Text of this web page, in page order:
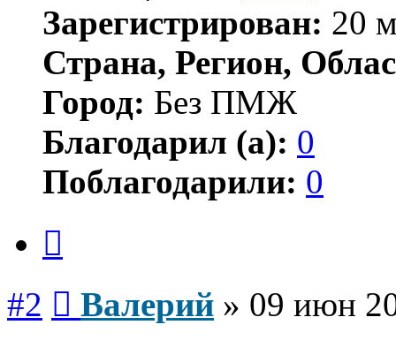
Зарегистрирован: 20
Страна, Регион,
Город: Без ПМЖ
Благодарил (а): 0
Поблагодарили: 0
#2 Валерий » 09 июн